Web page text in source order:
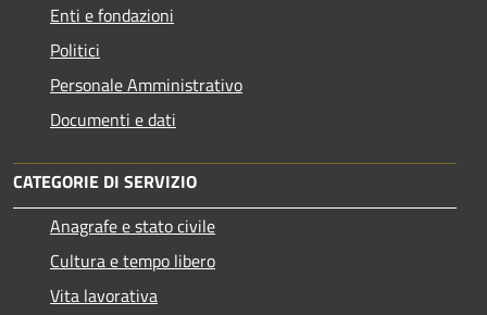
Enti e fondazioni
Politici
Personale Amministrativo
Documenti e dati
CATEGORIE DI SERVIZIO
Anagrafe e stato civile
Cultura e tempo libero
Vita lavorativa